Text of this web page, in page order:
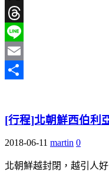
X
Threads
Line
Email
[行程]北朝鮮西伯利
2018-06-11 martin 0
北朝鮮越封閉，越引人